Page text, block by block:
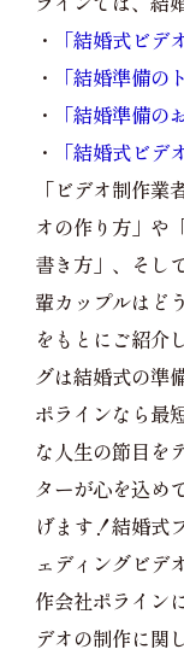
・
「結婚式ビデ
・
「結婚準備の
・
「結婚準備の
・
「結婚式ビデ
「ビデオ制作
オの作り方」や
書き方」、そし
輩カップルはど
をもとにご紹介
グは結婚式の準
ポラインなら最
な人生の節目を
ターが心を込め
げます！結婚式
ェディングビデ
作会社ポライン
デオの制作に関